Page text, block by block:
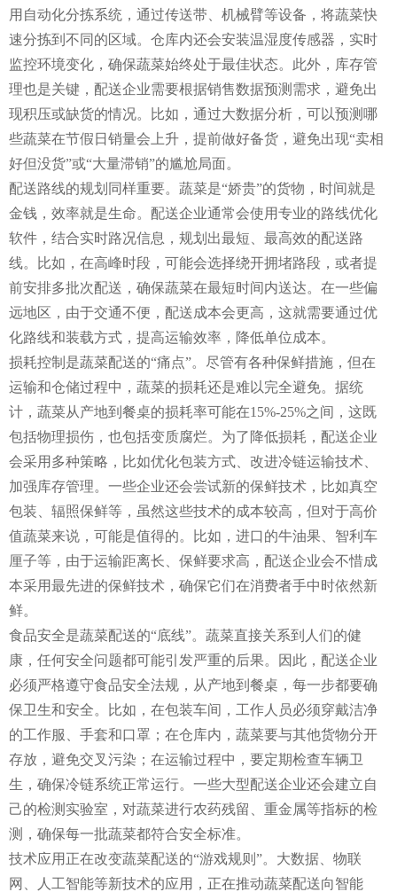
用自动化分拣系统，通过传送带、机械臂等设备，将蔬菜快
速分拣到不同的区域。仓库内还会安装温湿度传感器，实时
监控环境变化，确保蔬菜始终处于最佳状态。此外，库存管
理也是关键，配送企业需要根据销售数据预测需求，避免出
现积压或缺货的情况。比如，通过大数据分析，可以预测哪
些蔬菜在节假日销量会上升，提前做好备货，避免出现“卖相
好但没货”或“大量滞销”的尴尬局面。
配送路线的规划同样重要。蔬菜是“娇贵”的货物，时间就是
金钱，效率就是生命。配送企业通常会使用专业的路线优化
软件，结合实时路况信息，规划出最短、最高效的配送路
线。比如，在高峰时段，可能会选择绕开拥堵路段，或者提
前安排多批次配送，确保蔬菜在最短时间内送达。在一些偏
远地区，由于交通不便，配送成本会更高，这就需要通过优
化路线和装载方式，提高运输效率，降低单位成本。
损耗控制是蔬菜配送的“痛点”。尽管有各种保鲜措施，但在
运输和仓储过程中，蔬菜的损耗还是难以完全避免。据统
计，蔬菜从产地到餐桌的损耗率可能在15%-25%之间，这既
包括物理损伤，也包括变质腐烂。为了降低损耗，配送企业
会采用多种策略，比如优化包装方式、改进冷链运输技术、
加强库存管理。一些企业还会尝试新的保鲜技术，比如真空
包装、辐照保鲜等，虽然这些技术的成本较高，但对于高价
值蔬菜来说，可能是值得的。比如，进口的牛油果、智利车
厘子等，由于运输距离长、保鲜要求高，配送企业会不惜成
本采用最先进的保鲜技术，确保它们在消费者手中时依然新
鲜。
食品安全是蔬菜配送的“底线”。蔬菜直接关系到人们的健
康，任何安全问题都可能引发严重的后果。因此，配送企业
必须严格遵守食品安全法规，从产地到餐桌，每一步都要确
保卫生和安全。比如，在包装车间，工作人员必须穿戴洁净
的工作服、手套和口罩；在仓库内，蔬菜要与其他货物分开
存放，避免交叉污染；在运输过程中，要定期检查车辆卫
生，确保冷链系统正常运行。一些大型配送企业还会建立自
己的检测实验室，对蔬菜进行农药残留、重金属等指标的检
测，确保每一批蔬菜都符合安全标准。
技术应用正在改变蔬菜配送的“游戏规则”。大数据、物联
网、人工智能等新技术的应用，正在推动蔬菜配送向智能